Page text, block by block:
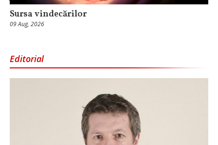
Sursa vindecărilor
09 Aug, 2026
Editorial